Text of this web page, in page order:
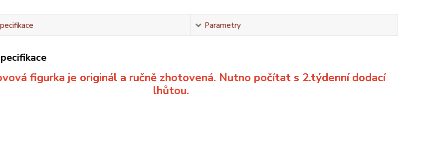
Parametry
figurka je originál a ručně zhotovená. Nutno počítat s 2.týdenní dodací
lhůtou.